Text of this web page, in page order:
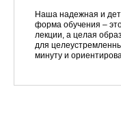
Наша надежная и
форма обучения –
лекции, а целая
для
минуту и